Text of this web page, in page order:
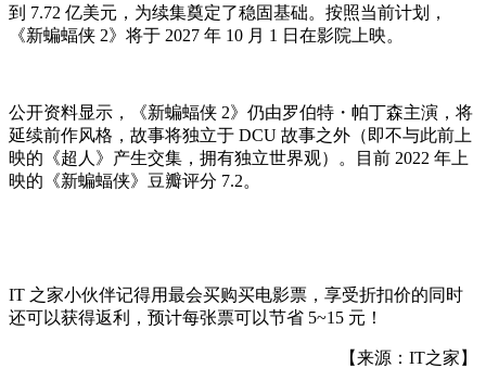
到 7.72 亿美元，为续集奠定了稳固基础。按照当前计划，
《新蝙蝠侠 2》将于 2027 年 10 月 1 日在影院上映。
公开资料显示，《新蝙蝠侠 2》仍由罗伯特・帕丁森主演，将
延续前作风格，故事将独立于 DCU 故事之外（即不与此前上
映的《超人》产生交集，拥有独立世界观）。目前 2022 年上
映的《新蝙蝠侠》豆瓣评分 7.2。
IT 之家小伙伴记得用最会买购买电影票，享受折扣价的同时
还可以获得返利，预计每张票可以节省 5~15 元！
【来源：IT之家】